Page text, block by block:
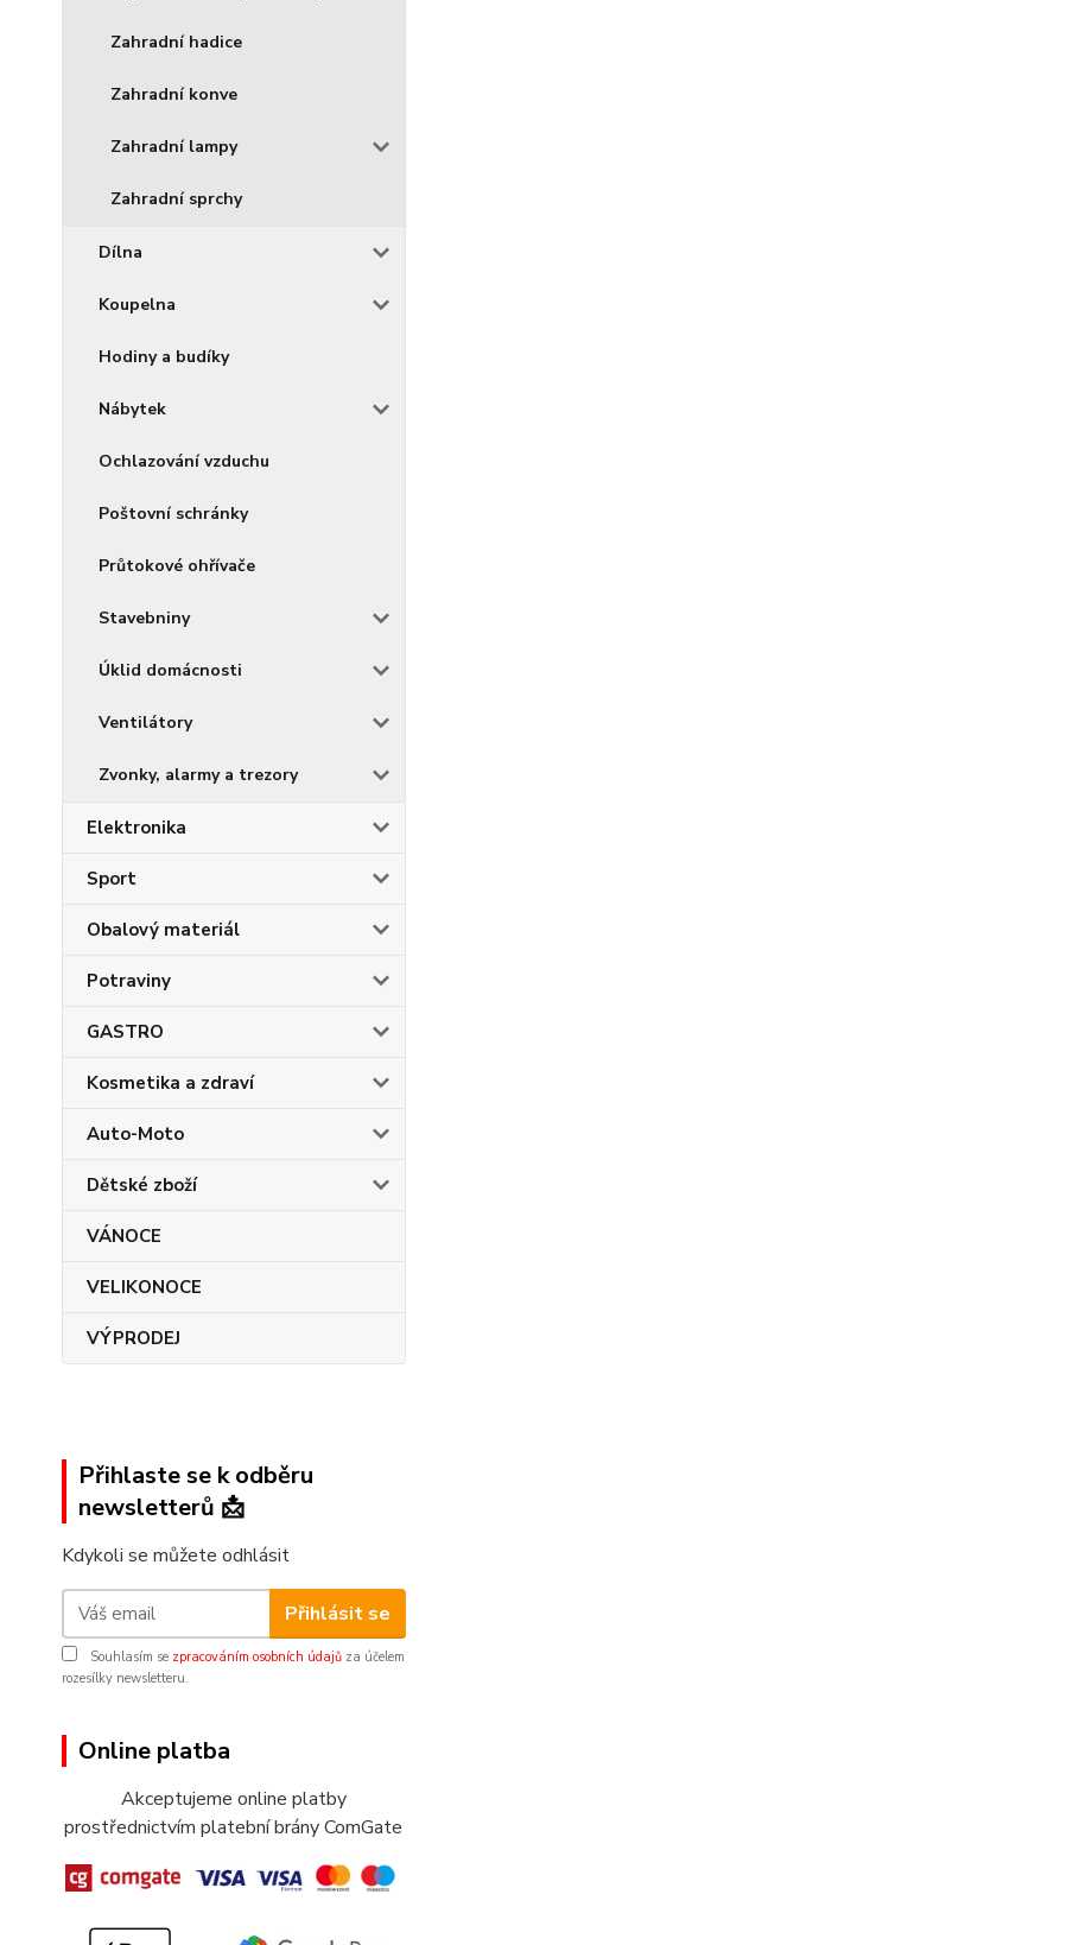
Zahradní hadice
Zahradní konve
Zahradní lampy
Zahradní sprchy
Dílna
Koupelna
Hodiny a budíky
Nábytek
Ochlazování vzduchu
Poštovní schránky
Průtokové ohřívače
Stavebniny
Úklid domácnosti
Ventilátory
Zvonky, alarmy a trezory
Elektronika
Sport
Obalový materiál
Potraviny
GASTRO
Kosmetika a zdraví
Auto-Moto
Dětské zboží
VÁNOCE
VELIKONOCE
VÝPRODEJ
Přihlaste se k odběru
newsletterů 📩
Kdykoli se můžete odhlásit
Přihlásit se
Souhlasím se zpracováním osobních údajů za účelem
rozesílky newsletteru.
Online platba
Akceptujeme online platby
prostřednictvím platební brány ComGate